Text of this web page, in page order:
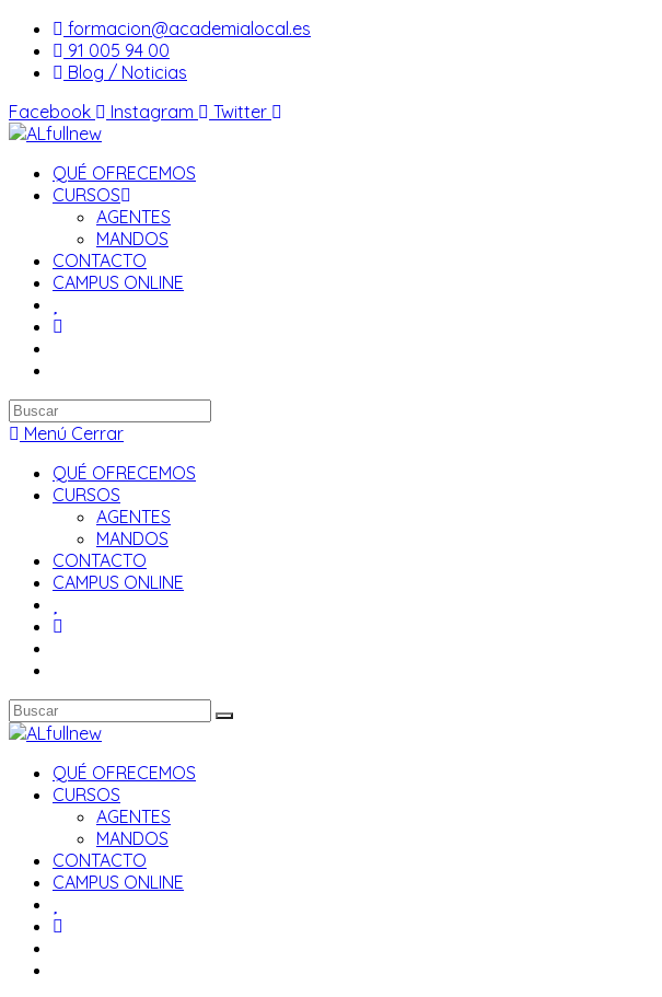
Saltar
contenido
formacion@academialocal.es
91 005 94 00
Blog / Noticias
Facebook
Instagram Twitter
QUÉ OFRECEMOS
CURSOS
AGENTES
MANDOS
CONTACTO
CAMPUS ONLINE
Buscar
en
web
Menú Cerrar
QUÉ OFRECEMOS
CURSOS
AGENTES
MANDOS
CONTACTO
CAMPUS ONLINE
QUÉ OFRECEMOS
CURSOS
AGENTES
MANDOS
CONTACTO
CAMPUS ONLINE